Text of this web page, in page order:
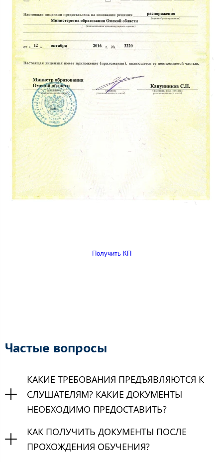
Получить КП
Частые вопросы
КАКИЕ ТРЕБОВАНИЯ ПРЕДЪЯВЛЯЮТСЯ К
СЛУШАТЕЛЯМ? КАКИЕ ДОКУМЕНТЫ
НЕОБХОДИМО ПРЕДОСТАВИТЬ?
КАК ПОЛУЧИТЬ ДОКУМЕНТЫ ПОСЛЕ
ПРОХОЖДЕНИЯ ОБУЧЕНИЯ?